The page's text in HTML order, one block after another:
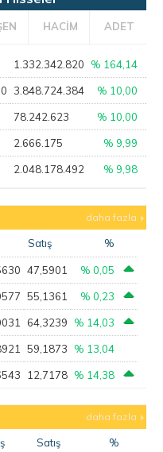
HACİM ADET
1.332.342.820 % 164,14
3.848.724.384 % 10,00
78.242.623 % 10,00
2.666.175 % 9,99
2.048.178.492 % 9,98
daha fazla
Satış %
47,5901 % 0,05
55,1361 % 0,23
64,3239 % 14,03
59,1873 % 13,04
12,7178 % 14,38
daha fazla
Satış %